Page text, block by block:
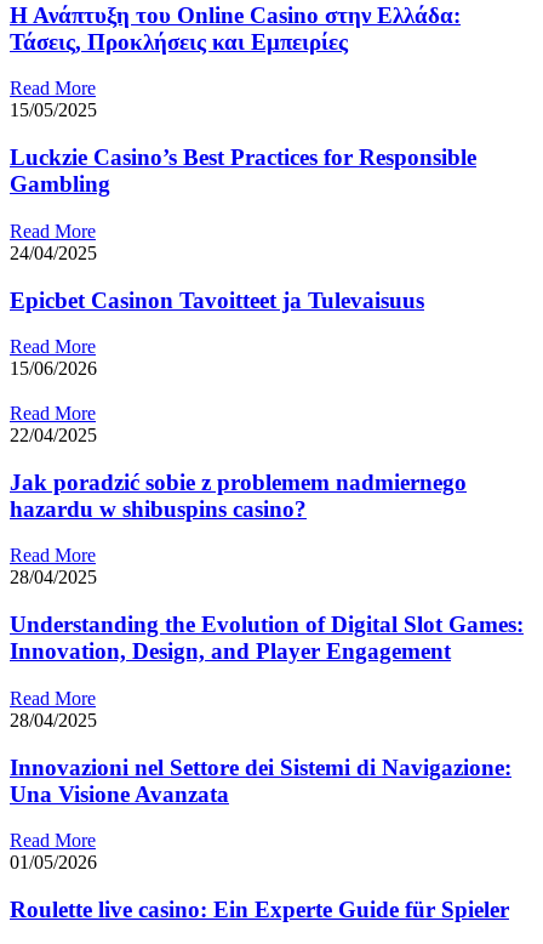
Η Ανάπτυξη του Online Casinο στην Ελλάδα:
Τάσεις, Προκλήσεις και Εμπειρίες
Read More
15/05/2025
Luckzie Casino’s Best Practices for Responsible
Gambling
Read More
24/04/2025
Epicbet Casinon Tavoitteet ja Tulevaisuus
Read More
15/06/2026
Read More
22/04/2025
Jak poradzić sobie z problemem nadmiernego
hazardu w shibuspins casino?
Read More
28/04/2025
Understanding the Evolution of Digital Slot Games:
Innovation, Design, and Player Engagement
Read More
28/04/2025
Innovazioni nel Settore dei Sistemi di Navigazione:
Una Visione Avanzata
Read More
01/05/2026
Roulette live casino: Ein Experte Guide für Spieler